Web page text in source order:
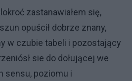
zastanawiałem się,
opuścił dobrze znany,
w czubie tabeli i pozostający
sie do dołującej we
sensu, poziomu i